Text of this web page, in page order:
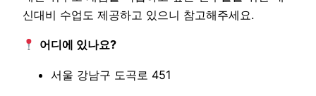
신대비 수업도 제공하고 있으니 참고해주세요.
어디에 있나요?
서울 강남구 도곡로 451